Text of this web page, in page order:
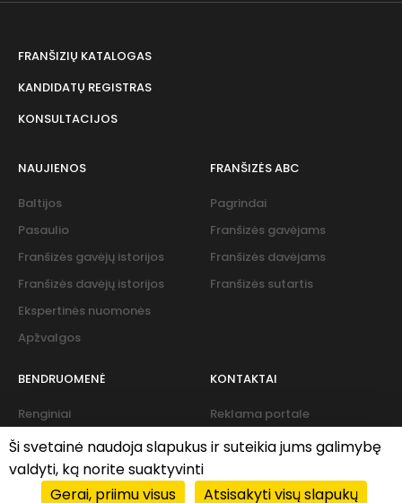
FRANŠIZIŲ KATALOGAS
KANDIDATŲ REGISTRAS
KONSULTACIJOS
NAUJIENOS
Baltijos
Pasaulio
Franšizės gavėjų istorijos
Franšizės davėjų istorijos
Ekspertinės nuomonės
Apžvalgos
FRANŠIZĖS ABC
Pagrindai
Franšizės gavėjams
Franšizės davėjams
Franšizės sutartis
BENDRUOMENĖ
Renginiai
Naujienlaiškis
KONTAKTAI
Reklama portale
Ši svetainė naudoja slapukus ir suteikia jums galimybę
valdyti, ką norite suaktyvinti
Gerai, priimu visus
Atsisakyti visų slapukų